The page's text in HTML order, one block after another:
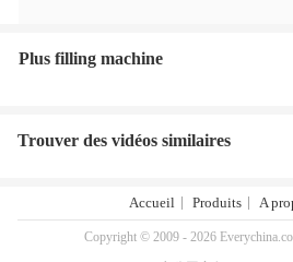
Plus filling machine
Trouver des vidéos similaires
Accueil Produits A
Copyright © 2009 - 2026